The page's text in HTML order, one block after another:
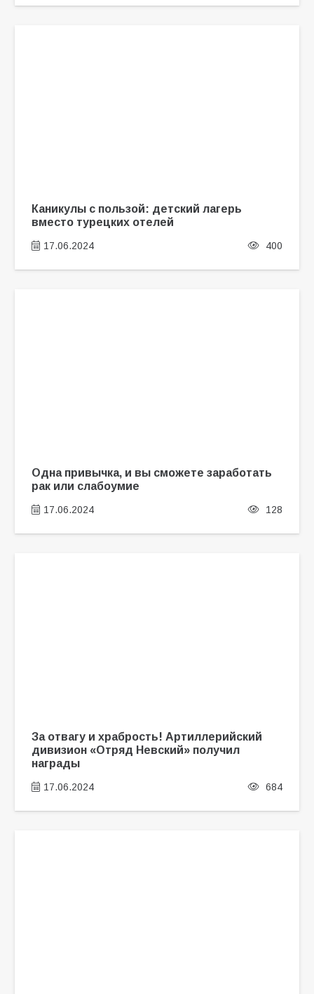
Каникулы с пользой: детский лагерь
вместо турецких отелей
17.06.2024 400
Одна привычка, и вы сможете заработать
рак или слабоумие
17.06.2024 128
За отвагу и храбрость! Артиллерийский
дивизион «Отряд Невский» получил
награды
17.06.2024 684